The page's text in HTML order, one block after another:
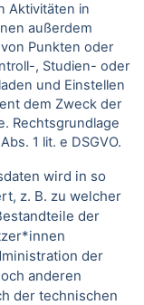
Aktivitäten in
außerdem
Punkten oder
, Studien- oder
und Einstellen
dem Zweck der
Rechtsgrundlage
1 lit. e DSGVO.
wird in so
z. B. zu welcher
der
der
anderen
der technischen